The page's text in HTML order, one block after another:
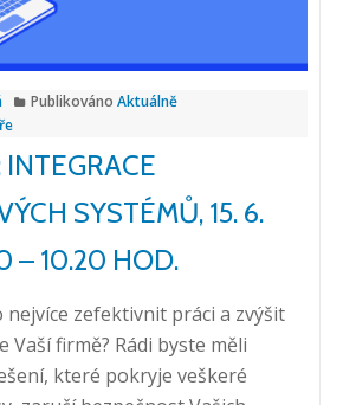
Publikováno Aktuálně
SYSTÉMŮ, 15. 6.
– 10.20 HOD.
nejvíce zefektivnit práci a zvýšit
Vaší firmě? Rádi byste měli
které pokryje veškeré